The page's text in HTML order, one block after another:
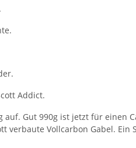
Addict.
Gut 990g ist jetzt für einen
Vollcarbon Gabel. Ein